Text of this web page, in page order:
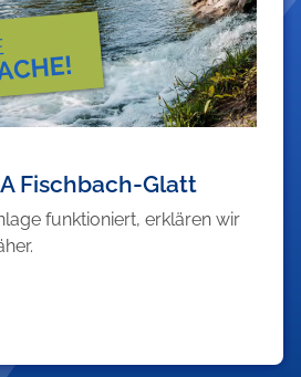
Fischbach-Glatt
funktioniert, erklären wir